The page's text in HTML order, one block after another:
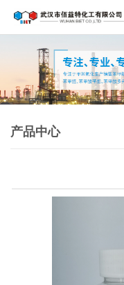
产品中心